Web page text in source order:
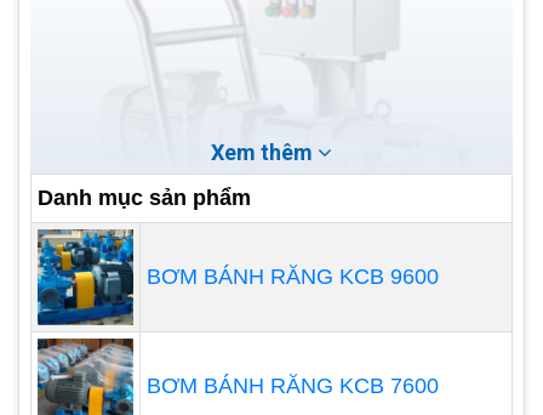
Nếu bạn đang tìm kiếm một thiết bị đáng tin cậy
để hỗ trợ quá trình sản xuất và chế biến thực
Xem thêm
Danh mục sản phẩm
BƠM BÁNH RĂNG KCB 9600
BƠM BÁNH RĂNG KCB 7600